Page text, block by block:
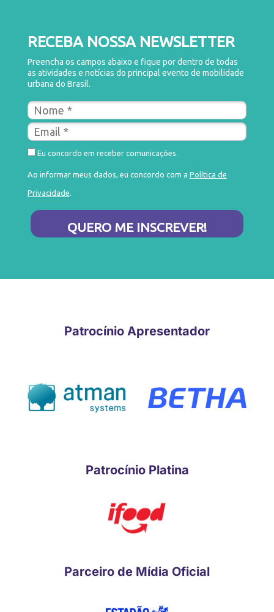
RECEBA NOSSA NEWSLETTER
Preencha os campos abaixo e fique por dentro de todas
as atividades e notícias do principal evento de mobilidade
urbana do Brasil.
Eu concordo em receber comunicações.
Ao informar meus dados, eu concordo com a Política de
Privacidade.
QUERO ME INSCREVER!
Patrocínio Apresentador
Patrocínio Platina
Parceiro de Mídia Oficial